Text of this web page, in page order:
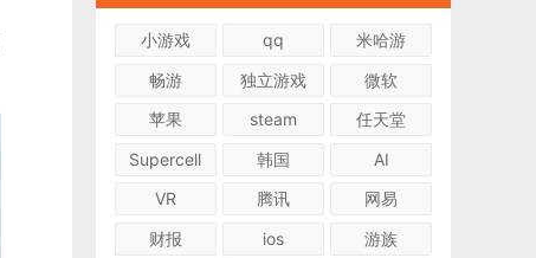
小游戏 qq
米哈游
畅游
独立游戏
微软
苹果
steam
任天堂
Supercell
韩国
AI
VR
腾讯
网易
财报
ios
游族